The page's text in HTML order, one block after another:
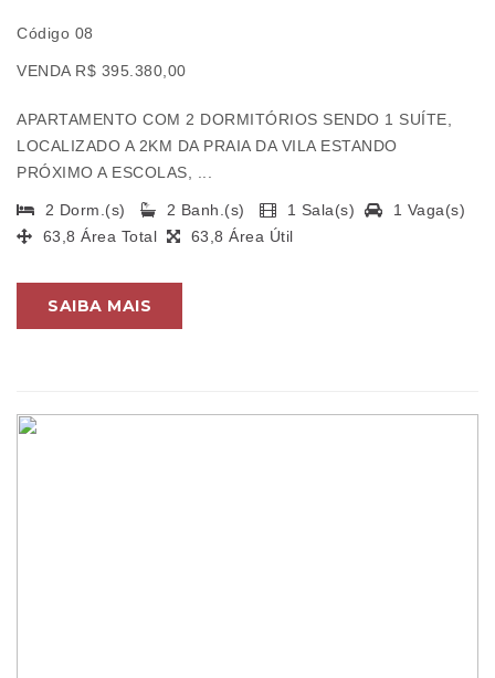
Código 08
VENDA R$ 395.380,00
APARTAMENTO COM 2 DORMITÓRIOS SENDO 1 SUÍTE,
LOCALIZADO A 2KM DA PRAIA DA VILA ESTANDO
PRÓXIMO A ESCOLAS, ...
2 Dorm.(s) 2 Banh.(s) 1 Sala(s)
1 Vaga(s)
63,8 Área Total
63,8 Área Útil
SAIBA MAIS